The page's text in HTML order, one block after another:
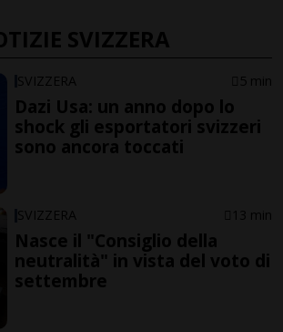
SVIZZERA
SVIZZERA 5 min
Dazi Usa: un anno dopo lo
shock gli esportatori svizzeri
sono ancora toccati
SVIZZERA 13 min
Nasce il "Consiglio della
neutralità" in vista del voto di
settembre